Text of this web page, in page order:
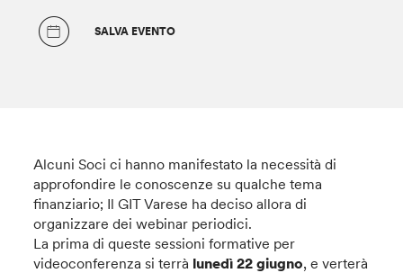
SALVA EVENTO
Alcuni Soci ci hanno manifestato la necessità di
approfondire le conoscenze su qualche tema
finanziario; Il GIT Varese ha deciso allora di
organizzare dei webinar periodici.
La prima di queste sessioni formative per
videoconferenza si terrà lunedì 22 giugno, e verterà